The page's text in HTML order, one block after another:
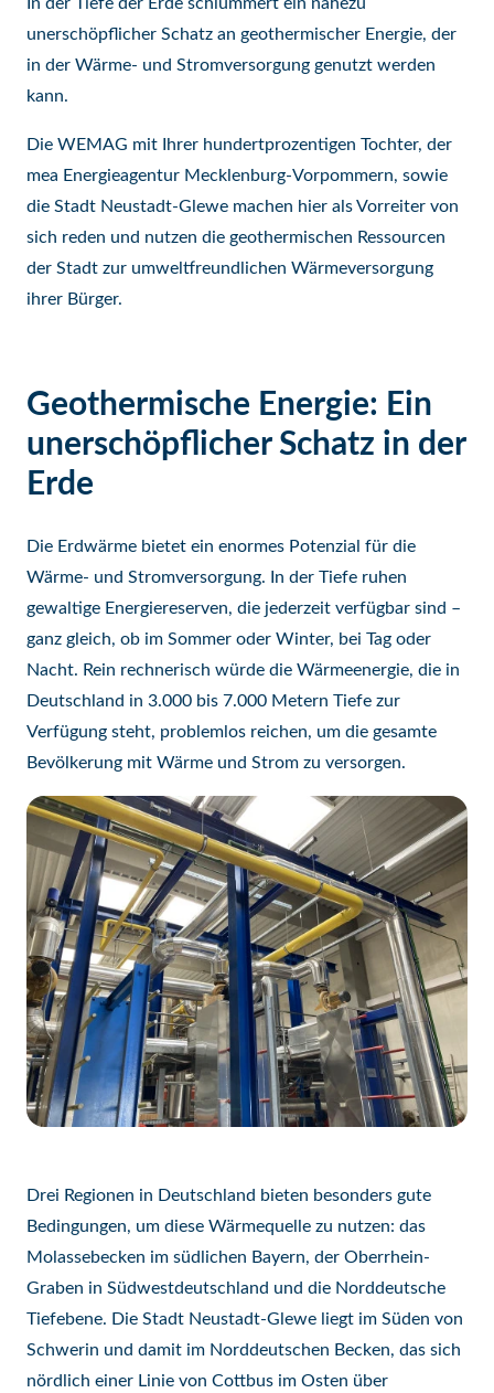
unerschöpflicher Schatz an geothermischer Energie, der
in der Wärme- und Stromversorgung genutzt werden
kann.
Die WEMAG mit Ihrer hundertprozentigen Tochter, der
mea Energieagentur Mecklenburg-Vorpommern, sowie
die Stadt Neustadt-Glewe machen hier als Vorreiter von
sich reden und nutzen die geothermischen Ressourcen
der Stadt zur umweltfreundlichen Wärmeversorgung
ihrer Bürger.
Geothermische Energie: Ein
unerschöpflicher Schatz in der
Erde
Die Erdwärme bietet ein enormes Potenzial für die
Wärme- und Stromversorgung. In der Tiefe ruhen
gewaltige Energiereserven, die jederzeit verfügbar sind –
ganz gleich, ob im Sommer oder Winter, bei Tag oder
Nacht. Rein rechnerisch würde die Wärmeenergie, die in
Deutschland in 3.000 bis 7.000 Metern Tiefe zur
Verfügung steht, problemlos reichen, um die gesamte
Bevölkerung mit Wärme und Strom zu versorgen.
Drei Regionen in Deutschland bieten besonders gute
Bedingungen, um diese Wärmequelle zu nutzen: das
Molassebecken im südlichen Bayern, der Oberrhein-
Graben in Südwestdeutschland und die Norddeutsche
Tiefebene. Die Stadt Neustadt-Glewe liegt im Süden von
Schwerin und damit im Norddeutschen Becken, das sich
nördlich einer Linie von Cottbus im Osten über